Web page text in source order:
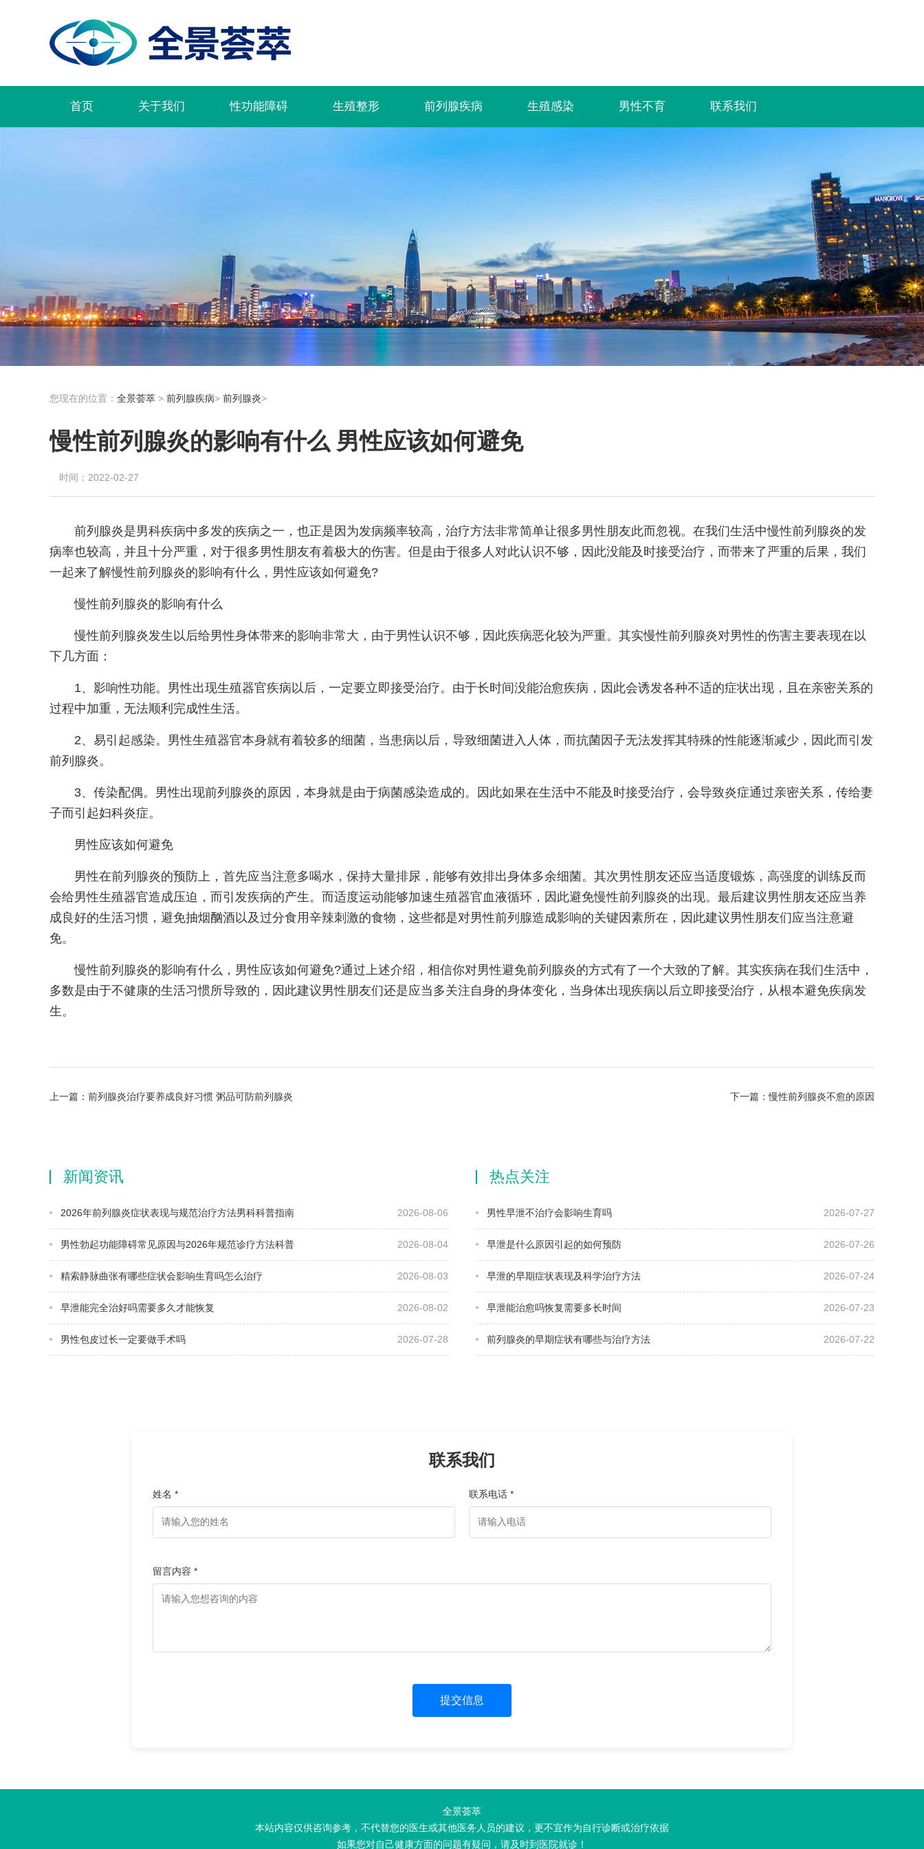
首页 关于我们 性功能障碍 生殖整形 前列腺疾病 生殖感染 男性不育 联系我们
您现在的位置： 全景荟萃 > 前列腺疾病> 前列腺炎>
慢性前列腺炎的影响有什么 男性应该如何避免
时间：2022-02-27
前列腺炎是男科疾病中多发的疾病之一，也正是因为发病频率较高，治疗方法非常简单让很多男性朋友此而忽视。在我们生活中慢性前列腺炎的发
病率也较高，并且十分严重，对于很多男性朋友有着极大的伤害。但是由于很多人对此认识不够，因此没能及时接受治疗，而带来了严重的后果，我们
一起来了解慢性前列腺炎的影响有什么，男性应该如何避免?
慢性前列腺炎的影响有什么
慢性前列腺炎发生以后给男性身体带来的影响非常大，由于男性认识不够，因此疾病恶化较为严重。其实慢性前列腺炎对男性的伤害主要表现在以
下几方面：
1、影响性功能。男性出现生殖器官疾病以后，一定要立即接受治疗。由于长时间没能治愈疾病，因此会诱发各种不适的症状出现，且在亲密关系的
过程中加重，无法顺利完成性生活。
2、易引起感染。男性生殖器官本身就有着较多的细菌，当患病以后，导致细菌进入人体，而抗菌因子无法发挥其特殊的性能逐渐减少，因此而引发
前列腺炎。
3、传染配偶。男性出现前列腺炎的原因，本身就是由于病菌感染造成的。因此如果在生活中不能及时接受治疗，会导致炎症通过亲密关系，传给妻
子而引起妇科炎症。
男性应该如何避免
男性在前列腺炎的预防上，首先应当注意多喝水，保持大量排尿，能够有效排出身体多余细菌。其次男性朋友还应当适度锻炼，高强度的训练反而
会给男性生殖器官造成压迫，而引发疾病的产生。而适度运动能够加速生殖器官血液循环，因此避免慢性前列腺炎的出现。最后建议男性朋友还应当养
成良好的生活习惯，避免抽烟酗酒以及过分食用辛辣刺激的食物，这些都是对男性前列腺造成影响的关键因素所在，因此建议男性朋友们应当注意避
免。
慢性前列腺炎的影响有什么，男性应该如何避免?通过上述介绍，相信你对男性避免前列腺炎的方式有了一个大致的了解。其实疾病在我们生活中，
多数是由于不健康的生活习惯所导致的，因此建议男性朋友们还是应当多关注自身的身体变化，当身体出现疾病以后立即接受治疗，从根本避免疾病发
生。
上一篇： 前列腺炎治疗要养成良好习惯 粥品可防前列腺炎 下一篇：慢性前列腺炎不愈的原因
新闻资讯
2026年前列腺炎症状表现与规范治疗方法男科科普指南 2026-08-06
男性勃起功能障碍常见原因与2026年规范诊疗方法科普 2026-08-04
精索静脉曲张有哪些症状会影响生育吗怎么治疗 2026-08-03
早泄能完全治好吗需要多久才能恢复 2026-08-02
男性包皮过长一定要做手术吗 2026-07-28
热点关注
男性早泄不治疗会影响生育吗 2026-07-27
早泄是什么原因引起的如何预防 2026-07-26
早泄的早期症状表现及科学治疗方法 2026-07-24
早泄能治愈吗恢复需要多长时间 2026-07-23
前列腺炎的早期症状有哪些与治疗方法 2026-07-22
联系我们
姓名 * 联系电话 *
留言内容 *
提交信息
全景荟萃
本站内容仅供咨询参考，不代替您的医生或其他医务人员的建议，更不宜作为自行诊断或治疗依据
如果您对自己健康方面的问题有疑问，请及时到医院就诊！